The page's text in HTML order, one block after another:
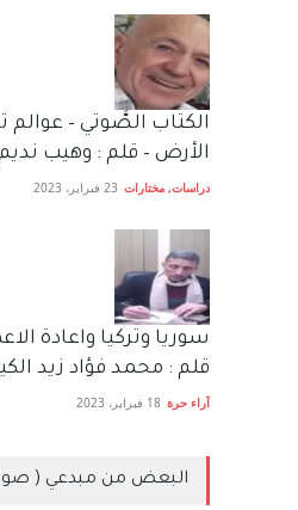
الكتاب الصَّوتي – عوالم
الأرض – قلم : وهيب
دراسات, مختارات 23 فبراير، 2023
سوريا وتركيا واعادة
قلم : محمد فؤاد زيد
آراء حرة 18 فبراير، 2023
البعض من مبدعي (